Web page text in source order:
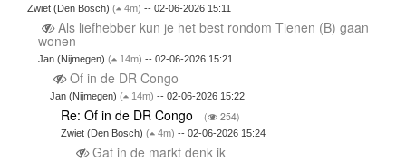
Zwiet (Den Bosch) ( 4m) -- 02-06-2026 15:11
Als liefhebber kun je het best rondom Tienen (B) gaan
wonen
Jan (Nijmegen)( 14m) -- 02-06-2026 15:21
Of in de DR Congo
Jan (Nijmegen) ( 14m) -- 02-06-2026 15:22
Re: Of in de DR Congo ( 254)
Zwiet (Den Bosch)( 4m) -- 02-06-2026 15:24
Gat in de markt denk ik